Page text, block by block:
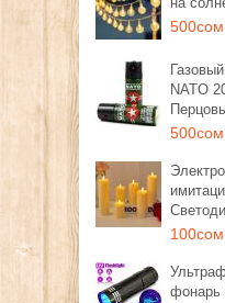
500сом
NATO
500сом
100сом
фонарь